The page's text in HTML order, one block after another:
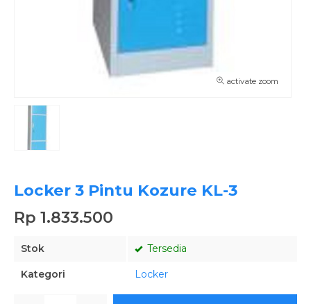
activate zoom
Locker 3 Pintu Kozure KL-3
Rp 1.833.500
Stok Tersedia
Kategori Locker